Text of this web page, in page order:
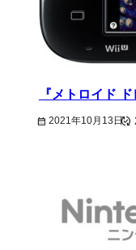
『メトロイド
2021年10月13日